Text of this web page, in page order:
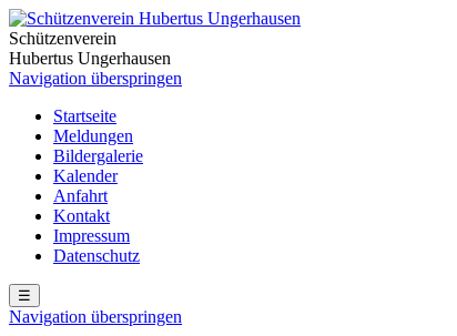
Schützenverein
Hubertus Ungerhausen
Navigation überspringen
Startseite
Meldungen
Bildergalerie
Kalender
Anfahrt
Kontakt
Impressum
Datenschutz
☰
Navigation überspringen